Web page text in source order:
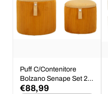
Puff C/Contenitore
Bolzano Senape Set 2
Pz Ø 38X38-32X28
€88,99